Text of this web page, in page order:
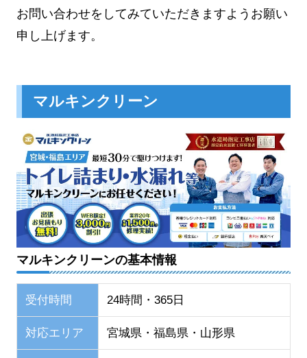
お問い合わせをしてみていただきますようお願い
申し上げます。
マルキンクリーン
マルキンクリーンの基本情報
受付時間 24時間・365日
対応エリア 宮城県・福島県・山形県